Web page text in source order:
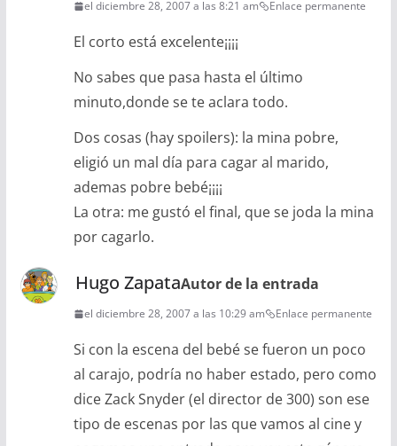
el diciembre 28, 2007 a las 8:21 am Enlace permanente
El corto está excelente¡¡¡¡
No sabes que pasa hasta el último
minuto,donde se te aclara todo.
Dos cosas (hay spoilers): la mina pobre,
eligió un mal día para cagar al marido,
ademas pobre bebé¡¡¡¡
La otra: me gustó el final, que se joda la mina
por cagarlo.
Hugo ZapataAutor de la entrada
el diciembre 28, 2007 a las 10:29 am Enlace permanente
Si con la escena del bebé se fueron un poco
al carajo, podría no haber estado, pero como
dice Zack Snyder (el director de 300) son ese
tipo de escenas por las que vamos al cine y